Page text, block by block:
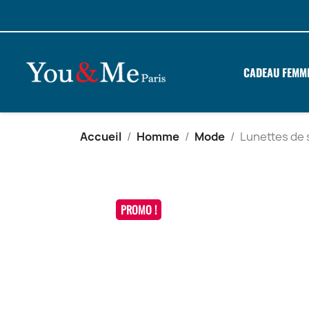
CADEAU
Accueil Homme Mode Lunettes de
PROMO !